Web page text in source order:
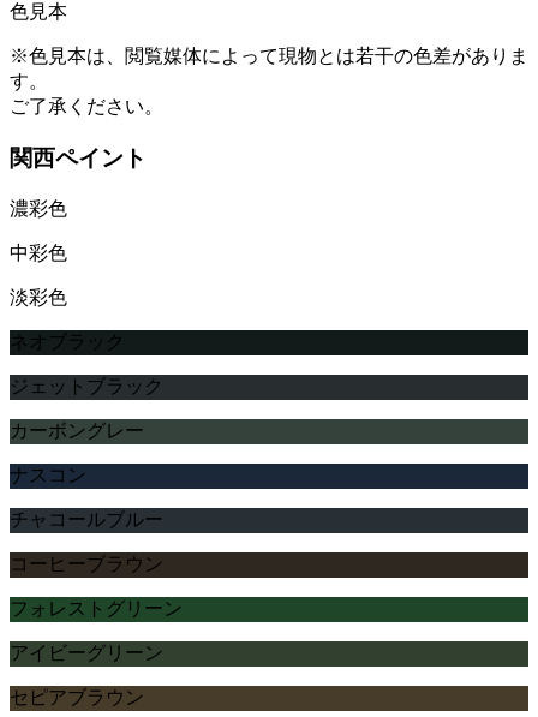
色見本
※色見本は、閲覧媒体によって現物とは若干の色差がありま
す。
ご了承ください。
関西ペイント
濃彩色
中彩色
淡彩色
ネオブラック
ジェットブラック
カーボングレー
ナスコン
チャコールブルー
コーヒーブラウン
フォレストグリーン
アイビーグリーン
セピアブラウン